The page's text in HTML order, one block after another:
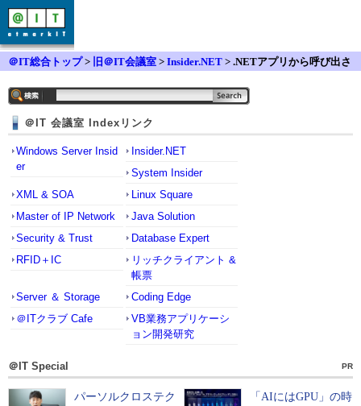
＠IT総合トップ> 旧＠IT会議室 > Insider.NET > .NETアプリから呼び出さ
＠IT 会議室 Indexリンク
Windows Server Insid
er
Insider.NET
System Insider
XML & SOA
Linux Square
Master of IP Network
Java Solution
Security & Trust
Database Expert
RFID＋IC
リッチクライアント &
帳票
Server ＆ Storage
Coding Edge
＠ITクラブ Cafe
VB業務アプリケーシ
ョン開発研究
＠IT Special PR